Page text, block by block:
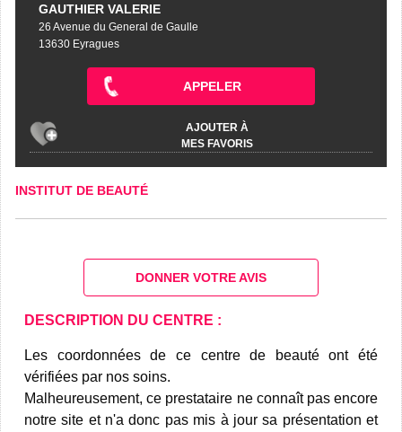
GAUTHIER VALERIE
26 Avenue du General de Gaulle
13630 Eyragues
APPELER
AJOUTER À
MES FAVORIS
INSTITUT DE BEAUTÉ
DONNER VOTRE AVIS
DESCRIPTION DU CENTRE :
Les coordonnées de ce centre de beauté ont été
vérifiées par nos soins.
Malheureusement, ce prestataire ne connaît pas encore
notre site et n'a donc pas mis à jour sa présentation et